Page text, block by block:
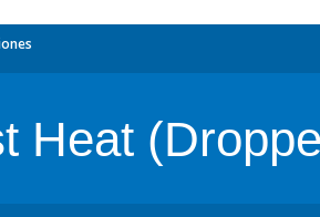
Heat